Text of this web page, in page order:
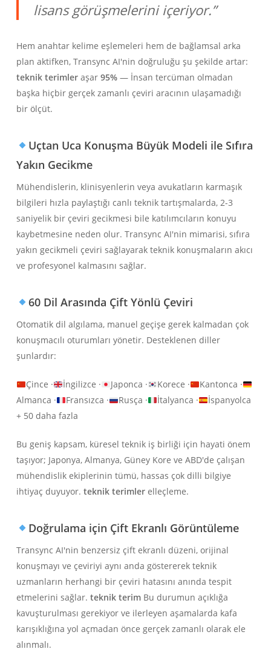
lisans görüşmelerini içeriyor.”
Hem anahtar kelime eşlemeleri hem de bağlamsal arka
plan aktifken, Transync AI'nin doğruluğu şu şekilde artar:
teknik terimleraşar 95%— İnsan tercüman olmadan
başka hiçbir gerçek zamanlı çeviri aracının ulaşamadığı
bir ölçüt.
Uçtan Uca Konuşma Büyük Modeli ile Sıfıra
Yakın Gecikme
Mühendislerin, klinisyenlerin veya avukatların karmaşık
bilgileri hızla paylaştığı canlı teknik tartışmalarda, 2-3
saniyelik bir çeviri gecikmesi bile katılımcıların konuyu
kaybetmesine neden olur. Transync AI'nin mimarisi, sıfıra
yakın gecikmeli çeviri sağlayarak teknik konuşmaların akıcı
ve profesyonel kalmasını sağlar.
60 Dil Arasında Çift Yönlü Çeviri
Otomatik dil algılama, manuel geçişe gerek kalmadan çok
konuşmacılı oturumları yönetir. Desteklenen diller
şunlardır:
Çince · İngilizce · Japonca · Korece ·
Kantonca ·
Almanca ·
Fransızca · Rusça · İtalyanca ·
İspanyolca
+ 50 daha fazla
Bu geniş kapsam, küresel teknik iş birliği için hayati önem
taşıyor; Japonya, Almanya, Güney Kore ve ABD'de çalışan
mühendislik ekiplerinin tümü, hassas çok dilli bilgiye
ihtiyaç duyuyor. teknik terimlerelleçleme.
Doğrulama için Çift Ekranlı Görüntüleme
Transync AI'nin benzersiz çift ekranlı düzeni, orijinal
konuşmayı ve çeviriyi aynı anda göstererek teknik
uzmanların herhangi bir çeviri hatasını anında tespit
etmelerini sağlar. teknik terimBu durumun açıklığa
kavuşturulması gerekiyor ve ilerleyen aşamalarda kafa
karışıklığına yol açmadan önce gerçek zamanlı olarak ele
alınmalı.